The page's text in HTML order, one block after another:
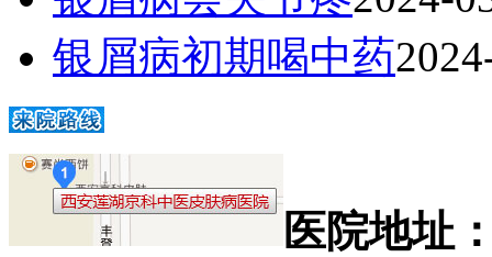
银屑病初期喝中药
医院地址